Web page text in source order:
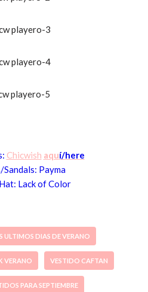
Chicwish aquí/here
Sandals: Payma
Lack of Color
ULTIMOS DIAS DE VERANO
VERANO VESTIDO CAFTAN
PARA SEPTIEMBRE